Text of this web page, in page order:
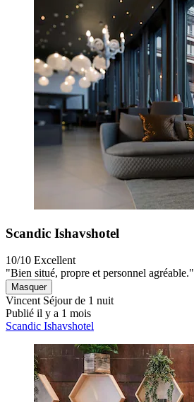
Scandic Ishavshotel
10/10 Excellent
"Bien situé, propre et personnel agréable."
Masquer
VincentSéjour de 1 nuit
Publié il y a 1 mois
Scandic Ishavshotel